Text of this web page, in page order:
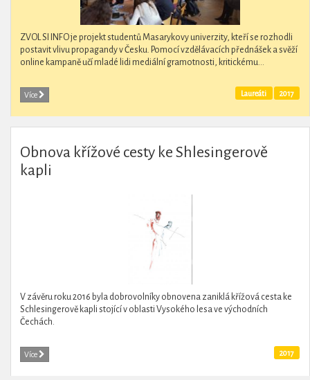
ZVOL SI INFO je projekt studentů Masarykovy univerzity, kteří se rozhodli
postavit vlivu propagandy v Česku. Pomocí vzdělávacích přednášek a svěží
online kampaně učí mladé lidi mediální gramotnosti, kritickému...
Více 2017
Laureáti
Obnova křížové cesty ke Shlesingerově
kapli
V závěru roku 2016 byla dobrovolníky obnovena zaniklá křížová cesta ke
Schlesingerově kapli stojící v oblasti Vysokého lesa ve východních
Čechách.
Více 2017